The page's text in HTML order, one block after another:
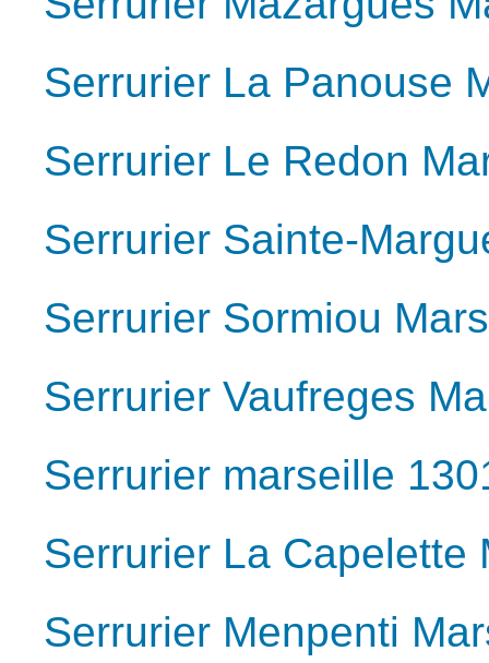
Serrurier La Panouse
Serrurier Le Redon
Serrurier Sainte-
Serrurier Sormiou
Serrurier Vaufreges
Serrurier marseille
Serrurier La Capelette
Serrurier Menpenti